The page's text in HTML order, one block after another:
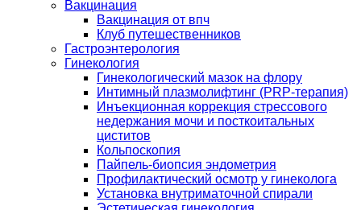
Вакцинация
Вакцинация от впч
Клуб путешественников
Гастроэнтерология
Гинекология
Гинекологический мазок на флору
Интимный плазмолифтинг (PRP-терапия)
Инъекционная коррекция стрессового
недержания мочи и посткоитальных
циститов
Кольпоскопия
Пайпель-биопсия эндометрия
Профилактический осмотр у гинеколога
Установка внутриматочной спирали